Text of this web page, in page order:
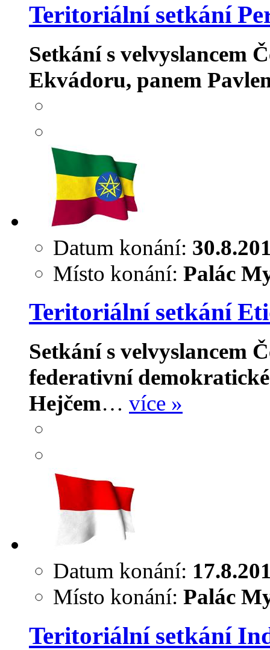
Teritoriální setkání
Setkání s velvyslancem
Ekvádoru, panem
Datum konání:
Místo konání: Palác
Teritoriální setkání
Setkání s velvyslancem
federativní
Hejčem… více »
Datum konání:
Místo konání: Palác
Teritoriální setkání